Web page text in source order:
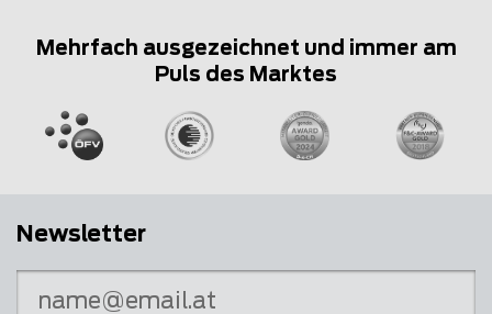
Mehrfach ausgezeichnet und immer am
Puls des Marktes
Newsletter